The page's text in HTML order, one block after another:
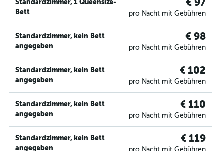
Standardzimmer, 1 Queensize-
Bett
€ 97
pro Nacht mit Gebühren
Standardzimmer, kein Bett
angegeben
€ 98
pro Nacht mit Gebühren
Standardzimmer, kein Bett
angegeben
€ 102
pro Nacht mit Gebühren
Standardzimmer, kein Bett
angegeben
€ 110
pro Nacht mit Gebühren
Standardzimmer, kein Bett
angegeben
€ 119
pro Nacht mit Gebühren